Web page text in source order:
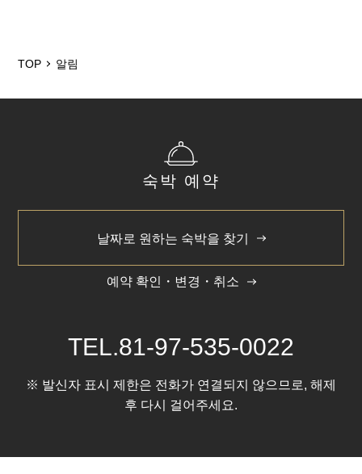
TOP 알림
숙박 예약
날짜로 원하는 숙박을 찾기
예약 확인・변경・취소
TEL.81-97-535-0022
※ 발신자 표시 제한은 전화가 연결되지 않으므로, 해제
후 다시 걸어주세요.